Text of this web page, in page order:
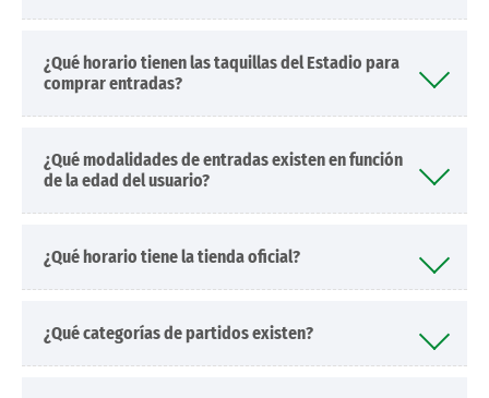
¿Qué horario tienen las taquillas del Estadio para
comprar entradas?
¿Qué modalidades de entradas existen en función
de la edad del usuario?
¿Qué horario tiene la tienda oficial?
¿Qué categorías de partidos existen?